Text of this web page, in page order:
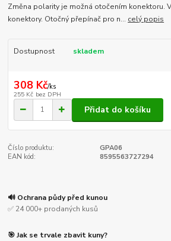
Změna polarity je možná otočením konektoru.
konektory. Otočný přepínač pro n... celý popis
Dostupnost skladem
308 Kč/ks
255 Kč bez DPH
Přidat do košíku
Číslo produktu:
GPA06
EAN kód:
8595563727294
🔊 Ochrana půdy před kunou
✅ 24 000+ prodaných kusů
🎯 Jak se trvale zbavit kuny?